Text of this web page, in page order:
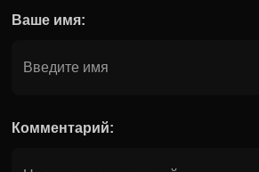
Ваше имя:
Комментарий: